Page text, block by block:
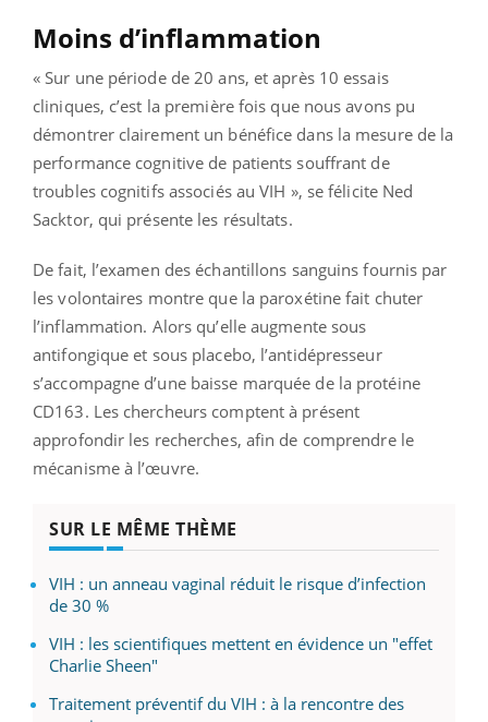
Moins d’inflammation
« Sur une période de 20 ans, et après 10 essais
cliniques, c’est la première fois que nous avons pu
démontrer clairement un bénéfice dans la mesure de la
performance cognitive de patients souffrant de
troubles cognitifs associés au VIH », se félicite Ned
Sacktor, qui présente les résultats.
De fait, l’examen des échantillons sanguins fournis par
les volontaires montre que la paroxétine fait chuter
l’inflammation. Alors qu’elle augmente sous
antifongique et sous placebo, l’antidépresseur
s’accompagne d’une baisse marquée de la protéine
CD163. Les chercheurs comptent à présent
approfondir les recherches, afin de comprendre le
mécanisme à l’œuvre.
SUR LE MÊME THÈME
VIH : un anneau vaginal réduit le risque d’infection
de 30 %
VIH : les scientifiques mettent en évidence un "effet
Charlie Sheen"
Traitement préventif du VIH : à la rencontre des